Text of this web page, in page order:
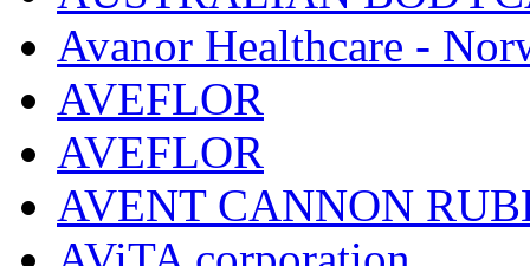
Avanor Healthcare -
AVEFLOR
AVEFLOR
AVENT CANNON